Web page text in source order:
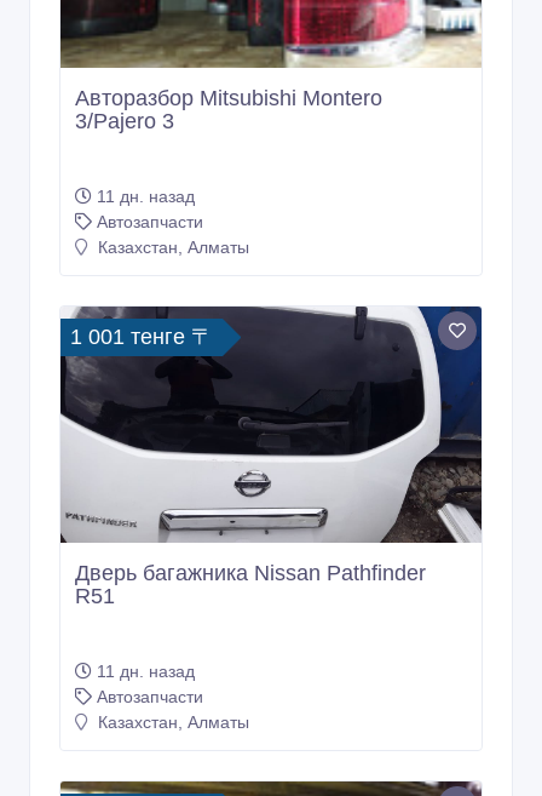
Авторазбор Mitsubishi Montero
3/Pajero 3
11 дн. назад
Автозапчасти
Казахстан, Алматы
1 001 тенге 〒
Дверь багажника Nissan Pathfinder
R51
11 дн. назад
Автозапчасти
Казахстан, Алматы